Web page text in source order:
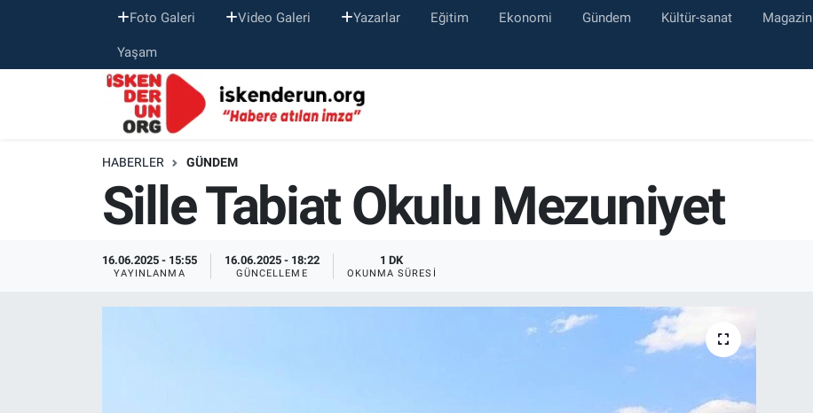
Foto Galeri Video Galeri Yazarlar Eğitim Ekonomi Gündem Kültür-sanat Magazin
Yaşam
HABERLER GÜNDEM
Sille Tabiat Okulu Mezuniyet
16.06.2025 - 15:55
YAYINLANMA
16.06.2025 - 18:22
GÜNCELLEME
1 DK
OKUNMA SÜRESI